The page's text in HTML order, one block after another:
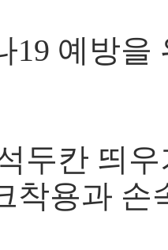
19 예방을
두칸 띄우
착용과 손